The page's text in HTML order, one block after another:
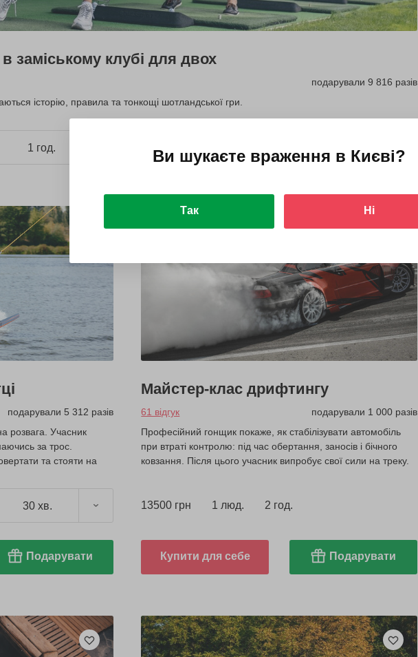
заміському клубі для двох
подарували 9 816 разів
історію, правила та тонкощі шотландської гри.
1 год.
подарували 5 312 разів
розвага. Учасник
за трос.
та стояти на
30 хв.
Подарувати
Майстер-клас дрифтингу
61 відгук
подарували 1 000 разів
Професійний гонщик покаже, як стабілізувати автомобіль
при втраті контролю: під час обертання, заносів і бічного
ковзання. Після цього учасник випробує свої сили на треку.
13500 грн 1 люд. 2 год.
Купити для себе Подарувати
Ви шукаєте враження в Києві?
Так Ні